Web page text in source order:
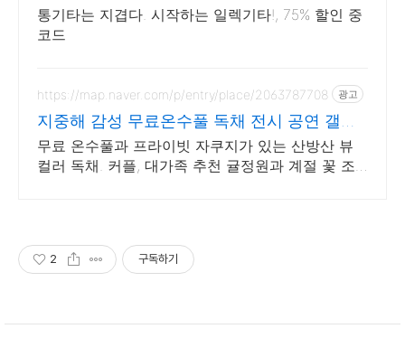
통기타는 지겹다. 시작하는 일렉기타!, 75% 할인 중
코드
https://map.naver.com/p/entry/place/2063787708 광고
지중해 감성 무료온수풀 독채 전시 공연 갤러
리 문화공간
무료 온수풀과 프라이빗 자쿠지가 있는 산방산 뷰
컬러 독채. 커플, 대가족 추천 귤정원과 계절 꽃 조
2 구독하기